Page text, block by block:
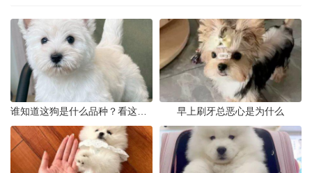
早上刷牙总恶心是为什么